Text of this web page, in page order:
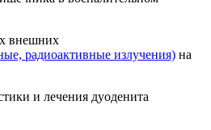
внешних
радиоактивные излучения) на
и лечения дуоденита